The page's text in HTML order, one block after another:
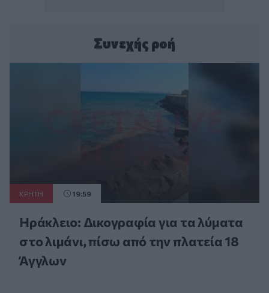
Συνεχής ροή
ΚΡΗΤΗ 19:59
Ηράκλειο: Δικογραφία για τα λύματα
στο λιμάνι, πίσω από την πλατεία 18
Άγγλων